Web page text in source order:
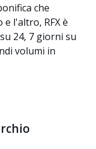
che
l'altro, RFX è
24, 7 giorni su
volumi in